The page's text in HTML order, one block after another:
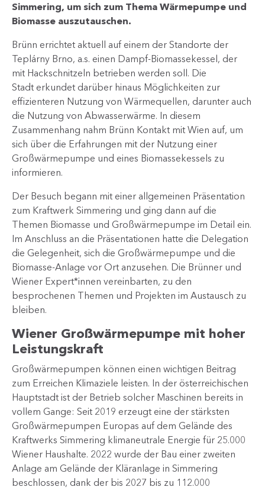
Simmering, um sich zum Thema Wärmepumpe und
Biomasse auszutauschen.
Brünn errichtet aktuell auf einem der Standorte der
Teplárny Brno, a.s. einen Dampf-Biomassekessel, der
mit Hackschnitzeln betrieben werden soll. Die
Stadt erkundet darüber hinaus Möglichkeiten zur
effizienteren Nutzung von Wärmequellen, darunter auch
die Nutzung von Abwasserwärme. In diesem
Zusammenhang nahm Brünn Kontakt mit Wien auf, um
sich über die Erfahrungen mit der Nutzung einer
Großwärmepumpe und eines Biomassekessels zu
informieren.
Der Besuch begann mit einer allgemeinen Präsentation
zum Kraftwerk Simmering und ging dann auf die
Themen Biomasse und Großwärmepumpe im Detail ein.
Im Anschluss an die Präsentationen hatte die Delegation
die Gelegenheit, sich die Großwärmepumpe und die
Biomasse-Anlage vor Ort anzusehen. Die Brünner und
Wiener Expert*innen vereinbarten, zu den
besprochenen Themen und Projekten im Austausch zu
bleiben.
Wiener Großwärmepumpe mit hoher
Leistungskraft
Großwärmepumpen können einen wichtigen Beitrag
zum Erreichen Klimaziele leisten. In der österreichischen
Hauptstadt ist der Betrieb solcher Maschinen bereits in
vollem Gange: Seit 2019 erzeugt eine der stärksten
Großwärmepumpen Europas auf dem Gelände des
Kraftwerks Simmering klimaneutrale Energie für 25.000
Wiener Haushalte. 2022 wurde der Bau einer zweiten
Anlage am Gelände der Kläranlage in Simmering
beschlossen, dank der bis 2027 bis zu 112.000